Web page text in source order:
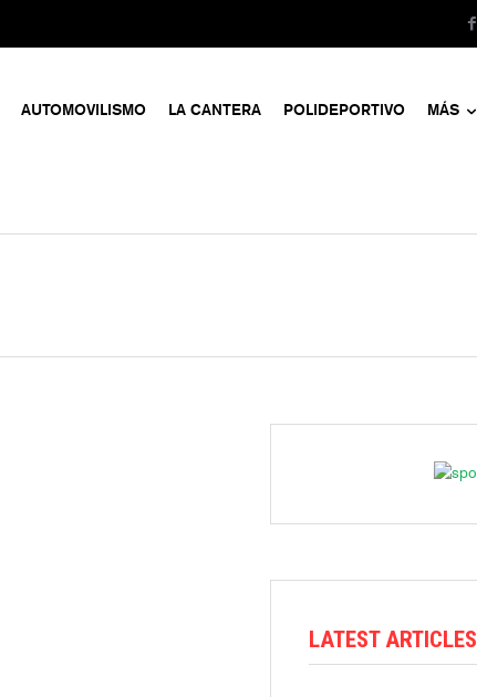
AUTOMOVILISMO LA CANTERA POLIDEPORTIVO MÁS
LATEST ARTICLES